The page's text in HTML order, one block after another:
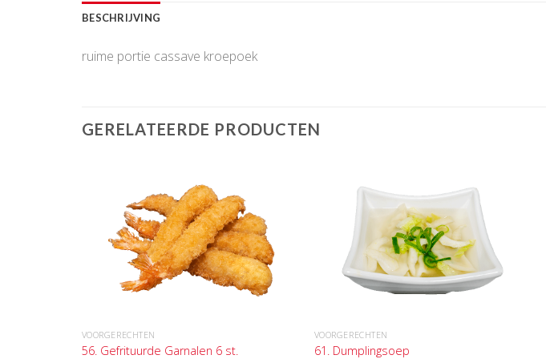
BESCHRIJVING
ruime portie cassave kroepoek
GERELATEERDE PRODUCTEN
VOORGERECHTEN
56. Gefrituurde Garnalen 6 st.
VOORGERECHTEN
61. Dumplingsoep